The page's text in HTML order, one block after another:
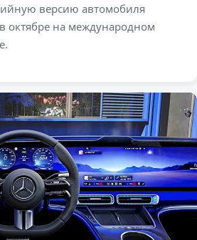
версию автомобиля
октябре на международном